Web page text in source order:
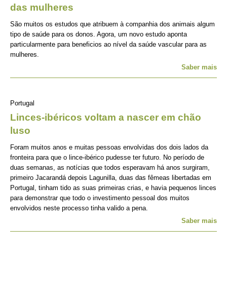
das mulheres
São muitos os estudos que atribuem à companhia dos animais algum
tipo de saúde para os donos. Agora, um novo estudo aponta
particularmente para beneficios ao nível da saúde vascular para as
mulheres.
Saber mais
Portugal
Linces-ibéricos voltam a nascer em chão
luso
Foram muitos anos e muitas pessoas envolvidas dos dois lados da
fronteira para que o lince-ibérico pudesse ter futuro. No período de
duas semanas, as notícias que todos esperavam há anos surgiram,
primeiro Jacarandá depois Lagunilla, duas das fêmeas libertadas em
Portugal, tinham tido as suas primeiras crias, e havia pequenos linces
para demonstrar que todo o investimento pessoal dos muitos
envolvidos neste processo tinha valido a pena.
Saber mais